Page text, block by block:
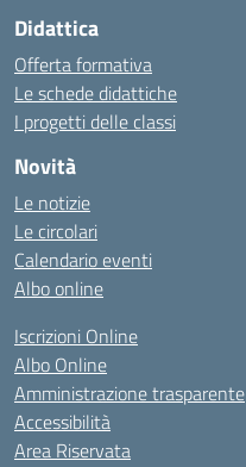
Didattica
Offerta formativa
Le schede didattiche
I progetti delle classi
Novità
Le notizie
Le circolari
Calendario eventi
Albo online
Iscrizioni Online
Albo Online
Amministrazione trasparente
Accessibilità
Area Riservata